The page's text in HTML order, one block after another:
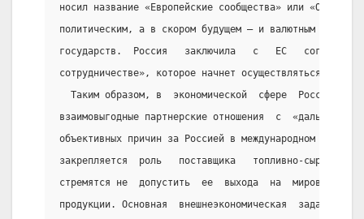
носил название «Европейские сообщества» или «Общий
политическим, а в скором будущем — и валютным
государств.  Россия   заключила   с   ЕС
сотрудничестве», которое начнет осуществляться в
Таким образом, в  экономической  сфере  Россия
взаимовыгодные партнерские отношения  с  «дальним
объективных причин за Россией в международном
закрепляется  роль   поставщика   топливно-сырьевых
стремятся не  допустить  ее  выхода  на  мировые
продукции. Основная  внешнеэкономическая  задача